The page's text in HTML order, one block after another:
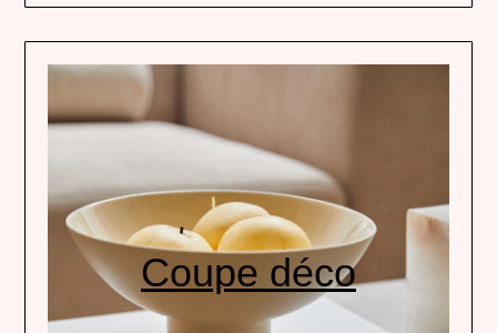
Coupe déco